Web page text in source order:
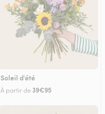
Soleil d'été
À partir de 39€95